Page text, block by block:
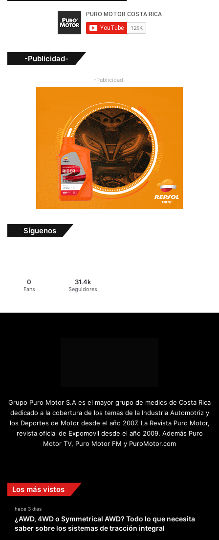
-Publicidad-
-Publicidad-
Síguenos
0
Fans
31.4k
Seguidores
Grupo Puro Motor S.A es el mayor grupo de medios de Costa Rica
dedicado a la cobertura de los temas de la Industria Automotriz y
los Deportes de Motor desde el año 2007. La Revista Puro Motor,
revista oficial de Expomovil desde el año 2009. Además Puro
Motor TV, Puro Motor FM y PuroMotor.com
Los más vistos
hace 3 días
¿AWD, 4WD o Symmetrical AWD? Todo lo que necesita
saber sobre los sistemas de tracción integral